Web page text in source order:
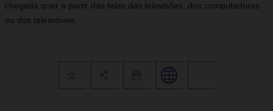
chegada quer a partir das telas das televisões, dos computadores
ou dos telemóveis.